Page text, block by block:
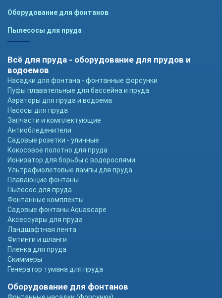
Оборудование для фонтанов
Пылесосы для пруда
Всё для пруда - оборудование для прудов и
водоемов
Насадки для фонтана - фонтанные форсунки
Пуфы плавательные для бассейна и пруда
Аэраторы для пруда и водоема
Насосы для пруда
Запчасти и комплектующие
Антиобледенители
Садовые розетки - уличные
Кокосовое полотно для пруда
Ионизатор для борьбы с водорослями
Ультрафиолетовые лампы для пруда
Плавающие фонтаны
Пылесос для пруда
Фонтанные комплекты
Садовые фонтаны Aquascape
Аксессуары для пруда
Ландшафтная лента
Фитинги и шланги
Пленка для пруда
Скиммеры
Генератор тумана для пруда
Оборудование для фонтанов